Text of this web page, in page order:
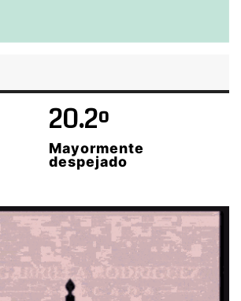
20.2º
Mayormente
despejado